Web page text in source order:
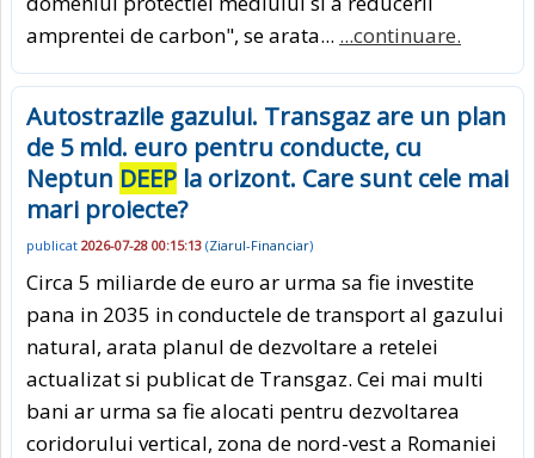
amprentei de carbon", se arata... ...continuare.
Autostrazile gazului. Transgaz are un plan
de 5 mld. euro pentru conducte, cu
Neptun DEEP la orizont. Care sunt cele mai
mari proiecte?
publicat 2026-07-28 00:15:13 (Ziarul-Financiar)
Circa 5 miliarde de euro ar urma sa fie investite
pana in 2035 in conductele de transport al gazului
natural, arata planul de dezvoltare a retelei
actualizat si publicat de Transgaz. Cei mai multi
bani ar urma sa fie alocati pentru dezvoltarea
coridorului vertical, zona de nord-vest a Romaniei